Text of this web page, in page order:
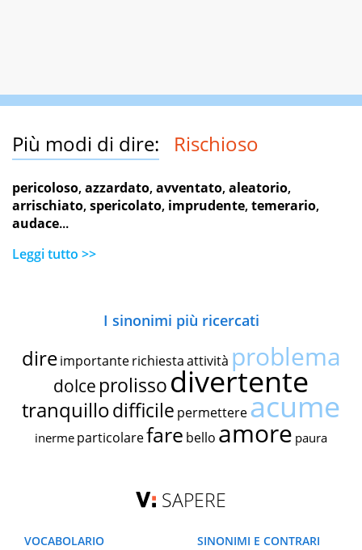
Più modi di dire: Rischioso
pericoloso,azzardato,avventato,aleatorio,
arrischiato,spericolato, imprudente,temerario,
audace...
Leggi tutto >>
I sinonimi più ricercati
dire importante richiestaattività problema
dolce prolissodivertente
tranquillodifficile permettereacume
inerme particolarefare bello amore paura
SAPERE
VOCABOLARIO
SINONIMI E CONTRARI